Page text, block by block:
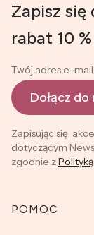
Zapisz
rabat 10
Twój adres e-mail
Dołącz
Zapisując się,
dotyczącym
zgodnie z
Linki w
POMOC